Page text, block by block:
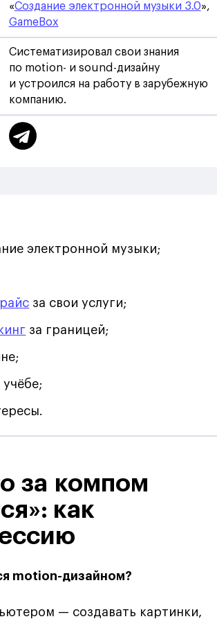
«Создание электронной музыки 3.0»,
GameBox
Систематизировал свои знания
по motion- и sound-дизайну
и устроился на работу в зарубежную
компанию.
электронной музыки;
за свои услуги;
за границей;
учёбе;
за компом
как
motion-дизайном?
— создавать картинки,